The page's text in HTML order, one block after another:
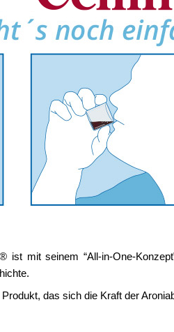
ist mit seinem “All-in-One-
das sich die Kraft der